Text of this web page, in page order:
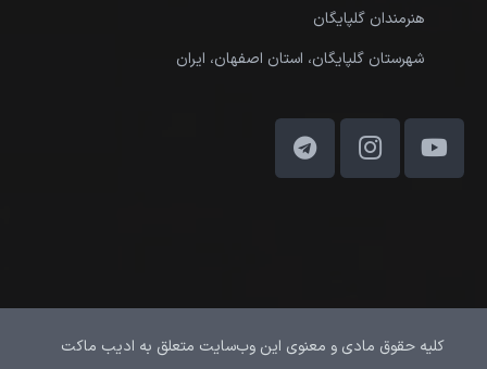
هنرمندان گلپایگان
شهرستان گلپایگان، استان اصفهان، ایران
کلیه حقوق مادی و معنوی این وب‌سایت متعلق به ادیب ماکت